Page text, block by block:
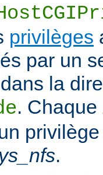
privilèges
par un
la
. Chaque
.